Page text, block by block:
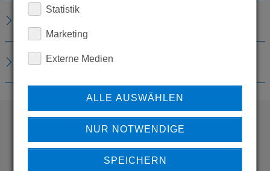
ERSATZTEILE
DOWNLOADS
WOLLEN SIE MEHR
PRODUKTE SEHEN?
Statistik
Marketing
Externe Medien
ALLE AUSWÄHLEN
NUR NOTWENDIGE
SPEICHERN